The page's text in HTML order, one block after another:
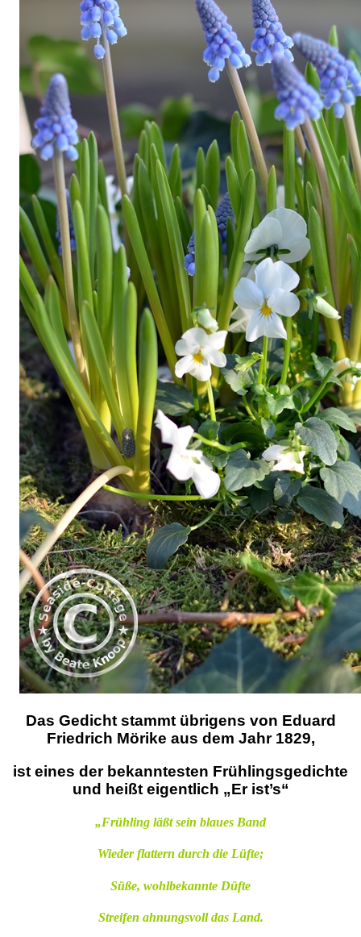
Das Gedicht stammt übrigens von Eduard
Friedrich Mörike aus dem Jahr 1829,
ist eines der bekanntesten Frühlingsgedichte
und heißt eigentlich „Er ist’s“
„Frühling läßt sein blaues Band
Wieder flattern durch die Lüfte;
Süße, wohlbekannte Düfte
Streifen ahnungsvoll das Land.